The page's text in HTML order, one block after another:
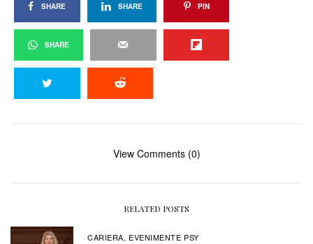
SHARE SHARE PIN
SHARE
View Comments (0)
RELATED POSTS
CARIERA, EVENIMENTE PSY